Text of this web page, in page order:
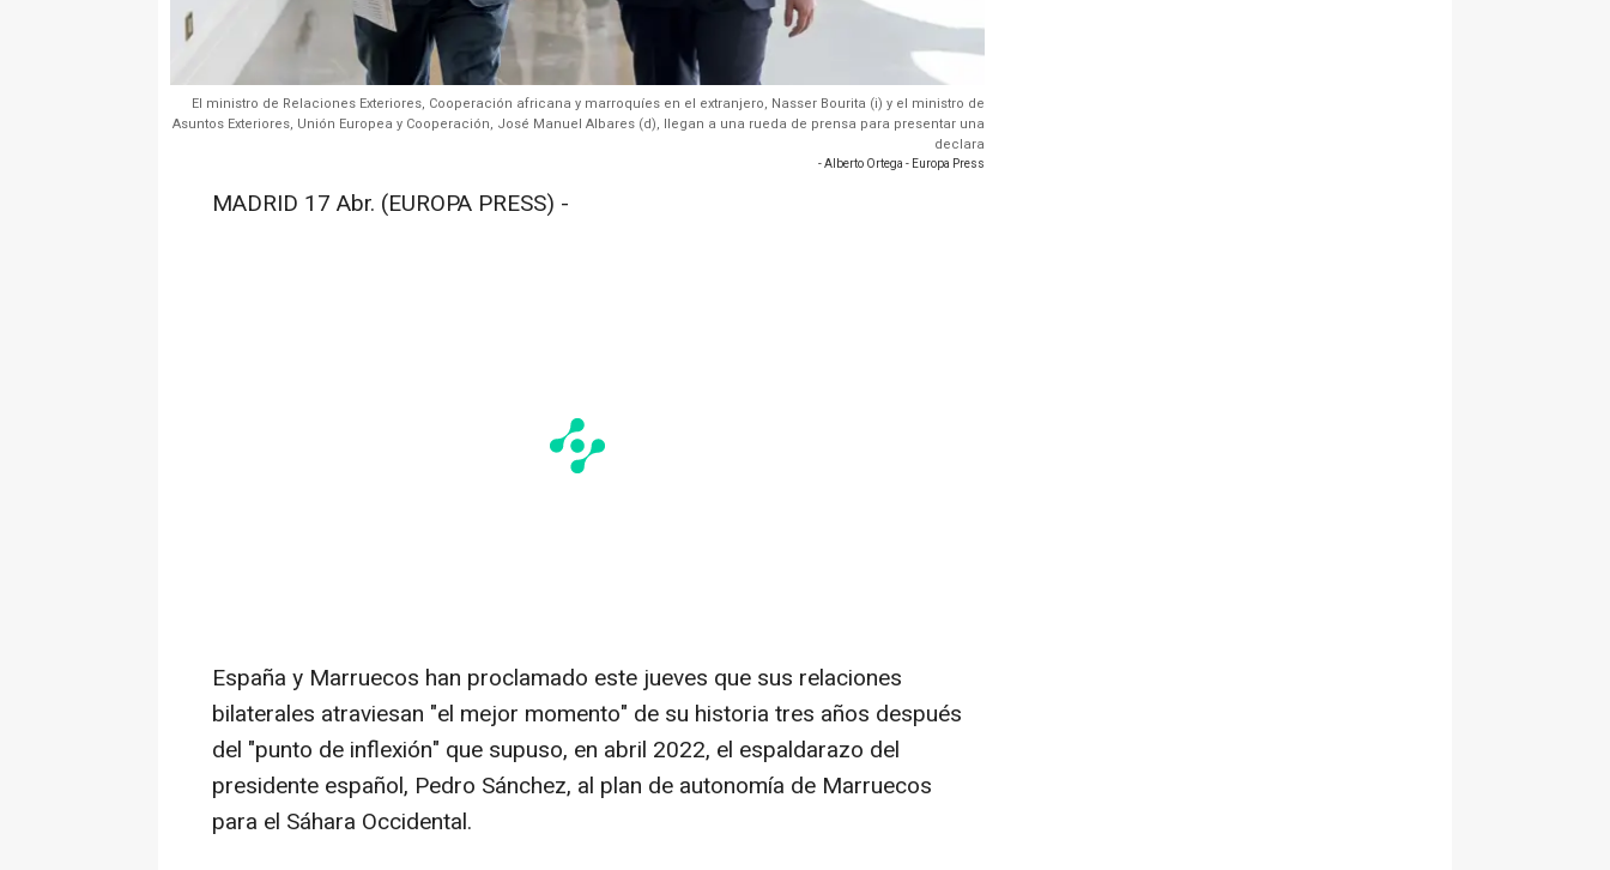
El ministro de Relaciones Exteriores, Cooperación africana y marroquíes en el extranjero, Nasser Bourita (i) y el ministro de
Asuntos Exteriores, Unión Europea y Cooperación, José Manuel Albares (d), llegan a una rueda de prensa para presentar una
declara
- Alberto Ortega - Europa Press
MADRID 17 Abr. (EUROPA PRESS) -
España y Marruecos han proclamado este jueves que sus relaciones
bilaterales atraviesan "el mejor momento" de su historia tres años después
del "punto de inflexión" que supuso, en abril 2022, el espaldarazo del
presidente español, Pedro Sánchez, al plan de autonomía de Marruecos
para el Sáhara Occidental.